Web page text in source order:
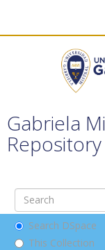
Gabriela
Repository
Search DSpace
This Collection